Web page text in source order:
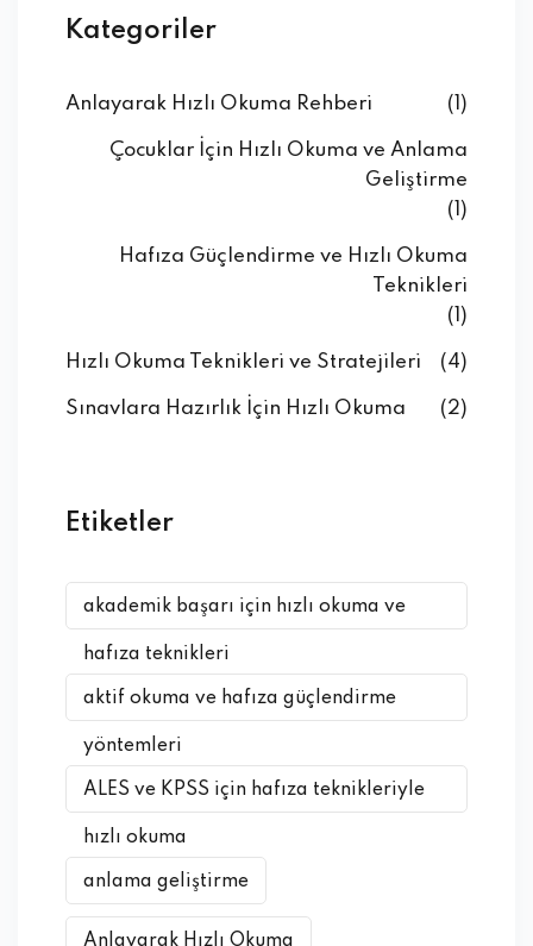
Kategoriler
Anlayarak Hızlı Okuma Rehberi (1)
Çocuklar İçin Hızlı Okuma ve Anlama
Geliştirme
(1)
Hafıza Güçlendirme ve Hızlı Okuma
Teknikleri
(1)
Hızlı Okuma Teknikleri ve Stratejileri (4)
Sınavlara Hazırlık İçin Hızlı Okuma (2)
Etiketler
akademik başarı için hızlı okuma ve
hafıza teknikleri
aktif okuma ve hafıza güçlendirme
yöntemleri
ALES ve KPSS için hafıza teknikleriyle
hızlı okuma
anlama geliştirme
Anlayarak Hızlı Okuma